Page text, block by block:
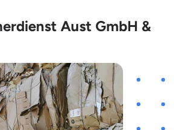
Aust GmbH &